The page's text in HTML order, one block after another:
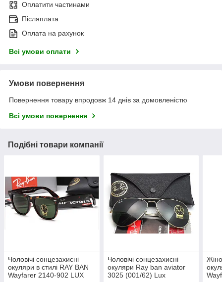
Оплатити частинами
Післяплата
Оплата на рахунок
Всі умови оплати
Умови повернення
Повернення товару впродовж 14 днів за домовленістю
Всі умови повернення
Подібні товари компанії
Чоловічі сонцезахисні
окуляри в стилі RAY BAN
Wayfarer 2140-902 LUX
Чоловічі сонцезахисні
окуляри Ray ban aviator
3025 (001/62) Lux